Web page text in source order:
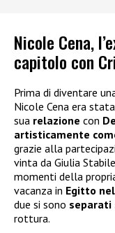
Nicole Cena,
capitolo con
Prima di diventare
Nicole Cena era
sua relazione con
artisticamente
grazie alla
vinta da Giulia
momenti della
vacanza in Egitto
due si sono separati
rottura.